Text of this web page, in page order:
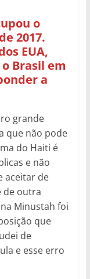
o
2017.
EUA,
Brasil em
a
grande
que não pode
do Haiti é
e não
aceitar de
de outra
Minustah foi
que
de
e esse erro